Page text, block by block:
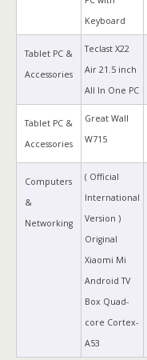
Keyboard
Tablet PC &
Accessories
Teclast X22
Air 21.5 inch
All In One PC
Tablet PC &
Accessories
Great Wall
W715
Computers
&
Networking
( Official
International
Version )
Original
Xiaomi Mi
Android TV
Box Quad-
core Cortex-
A53